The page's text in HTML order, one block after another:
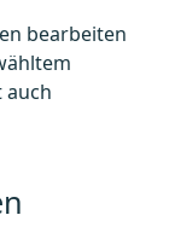
bearbeiten